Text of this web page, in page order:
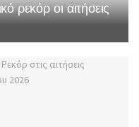
ρεκόρ οι αιτήσεις